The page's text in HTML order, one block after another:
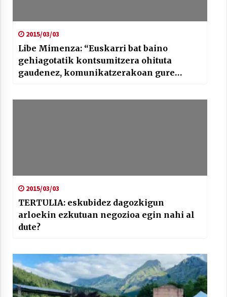
2015/03/03
Libe Mimenza: “Euskarri bat baino
gehiagotatik kontsumitzera ohituta
gaudenez, komunikatzerakoan gure
2015/03/03
TERTULIA: eskubidez dagozkigun
arloekin ezkutuan negozioa egin nahi al
dute?